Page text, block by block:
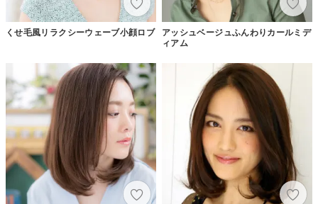
くせ毛風リラクシーウェーブ小顔ロブ
アッシュベージュふんわりカールミデ
ィアム